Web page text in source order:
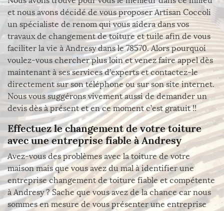
et nous avons décidé de vous proposer Artisan Coccoli
un spécialiste de renom qui vous aidera dans vos
travaux de changement de toiture et tuile afin de vous
faciliter la vie à Andresy dans le 78570. Alors pourquoi
voulez-vous chercher plus loin et venez faire appel dès
maintenant à ses services d’experts et contactez-le
directement sur son téléphone ou sur son site internet.
Nous vous suggérons vivement aussi de demander un
devis dès à présent et en ce moment c’est gratuit !!
Effectuez le changement de votre toiture
avec une entreprise fiable à Andresy
Avez-vous des problèmes avec la toiture de votre
maison mais que vous avez du mal à identifier une
entreprise changement de toiture fiable et compétente
à Andresy ? Sache que vous avez de la chance car nous
sommes en mesure de vous présenter une entreprise